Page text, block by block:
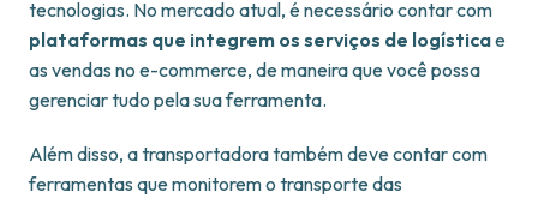
tecnologias. No mercado atual, é necessário contar com
plataformas que integrem os serviços de logísticae
as vendas no e-commerce, de maneira que você possa
gerenciar tudo pela sua ferramenta.
Além disso, a transportadora também deve contar com
ferramentas que monitorem o transporte das